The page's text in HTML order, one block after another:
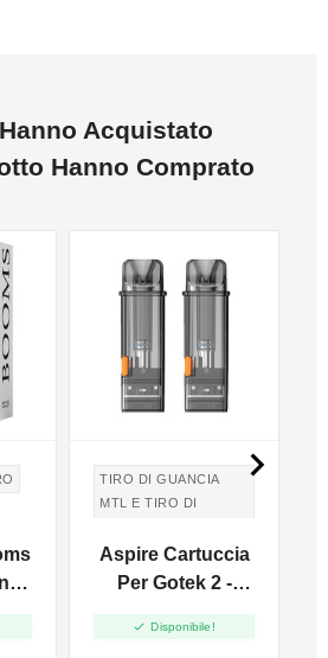
Acquistato
Hanno Comprato
TIRO DI GUANCIA
MTL E TIRO DI
TIRO IN GUANCIA
MTL E TIRO DI
Aspire Cartuccia
Per Gotek 2 -
2pz
 Disponibile!
